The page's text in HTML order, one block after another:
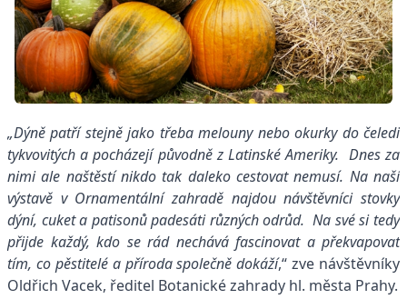
„Dýně patří stejně jako třeba melouny nebo okurky do čeledi
tykvovitých a pocházejí původně z Latinské Ameriky. Dnes za
nimi ale naštěstí nikdo tak daleko cestovat nemusí. Na naší
výstavě v Ornamentální zahradě najdou návštěvníci stovky
dýní, cuket a patisonů padesáti různých odrůd. Na své si tedy
přijde každý, kdo se rád nechává fascinovat a překvapovat
tím, co pěstitelé a příroda společně dokáží,“ zve návštěvníky
Oldřich Vacek, ředitel Botanické zahrady hl. města Prahy.